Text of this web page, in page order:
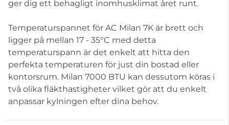
ger dig ett behagligt inomhusklimat året runt.
Temperaturspannet för AC Milan 7K är brett och
ligger på mellan 17 - 35°C med detta
temperaturspann är det enkelt att hitta den
perfekta temperaturen för just din bostad eller
kontorsrum. Milan 7000 BTU kan dessutom köras i
två olika fläkthastigheter vilket gör att du enkelt
anpassar kylningen efter dina behov.